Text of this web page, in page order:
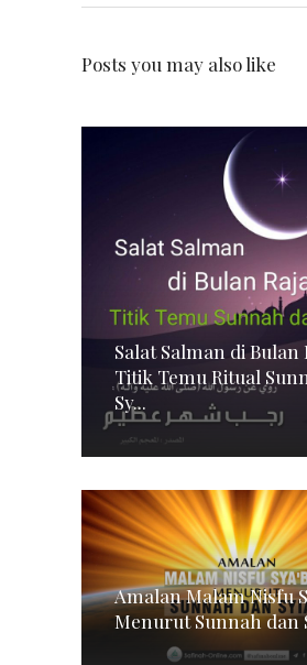
Posts you may also like
Salat Salman di Bulan
Titik Temu Ritual
Sy...
Amalan Malam Nisfu
Menurut Sunnah dan